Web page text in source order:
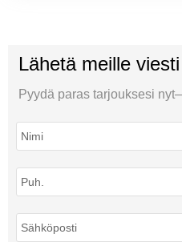
Lähetä meille viesti
Pyydä paras tarjouksesi